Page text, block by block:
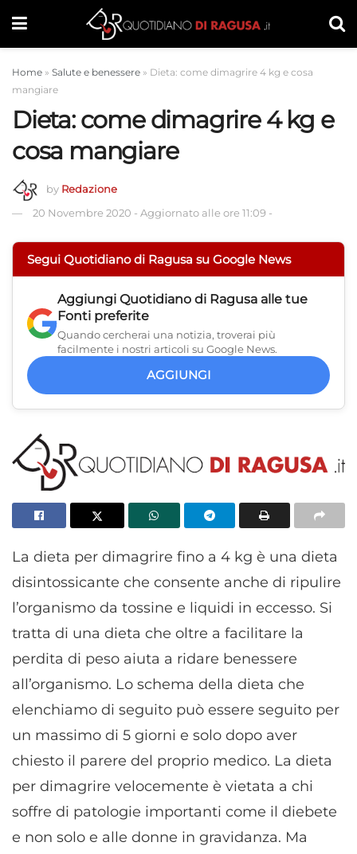
Home » Salute e benessere » Dieta: come dimagrire 4 kg e cosa
mangiare
Dieta: come dimagrire 4 kg e
cosa mangiare
by Redazione
20 Novembre 2020 - Aggiornato alle ore 11:09 -
Segui Quotidiano di Ragusa su Google News
Aggiungi Quotidiano di Ragusa alle tue
Fonti preferite
Quando cercherai una notizia, troverai più
facilmente i nostri articoli su Google News.
AGGIUNGI
La dieta per dimagrire fino a 4 kg è una dieta
disintossicante che consente anche di ripulire
l’organismo da tossine e liquidi in eccesso. Si
tratta di una dieta che oltre a facilitare la
perdita di peso aiuta a ridare benessere
all’organismo. Lo schema della dieta che
elenchiamo di seguito può essere seguito per
un massimo di 5 giorni e solo dopo aver
chiesto il parere del proprio medico. La dieta
per dimagrire velocemente è vietata a chi
soffre di patologie importanti come il diebete
e non solo e alle donne in gravidanza. Ma